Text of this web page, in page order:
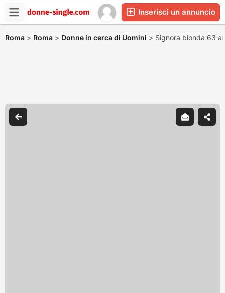
Inserisci un annuncio
Roma > Roma > Donne in cerca di Uomini > Signora bionda 63